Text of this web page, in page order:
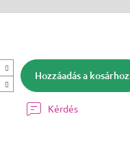
Hozzáadás a kosárhoz
Kérdés